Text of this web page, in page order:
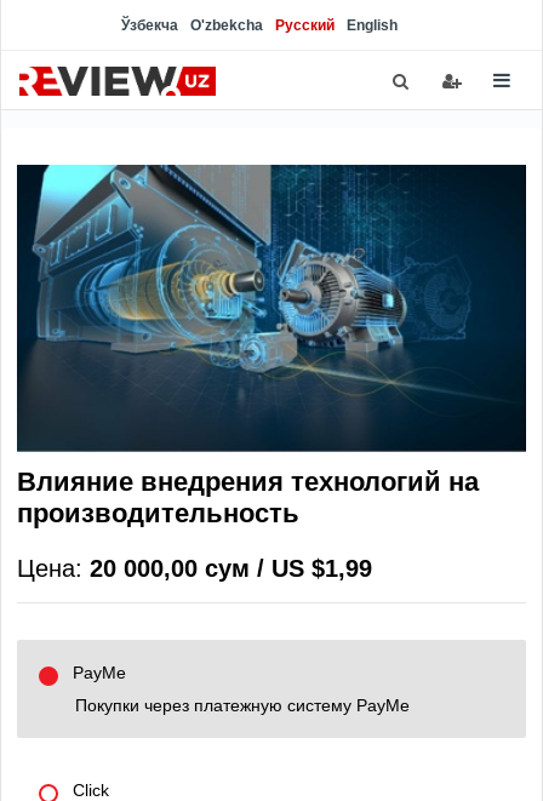
Ўзбекча O'zbekcha Русский English
Влияние внедрения технологий на
производительность
Цена: 20 000,00 сум / US $1,99
PayMe
Покупки через платежную систему PayMe
Click